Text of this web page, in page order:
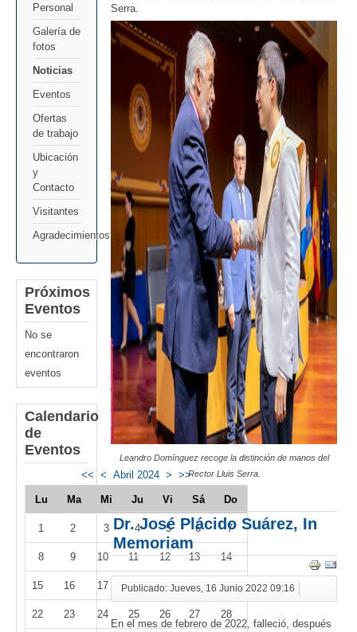
Personal
Galería de
fotos
Noticias
Eventos
Ofertas
de trabajo
Ubicación
y
Contacto
Visitantes
Agradecimientos
Próximos
Eventos
No se
encontraron
eventos
Calendario
de
Eventos
<< < Abril 2024 > >>
Lu Ma Mi Ju Vi Sá Do
1 2 3 4 5 6 7
8 9 10 11 12 13 14
15 16 17 18 19 20 21
22 23 24 25 26 27 28
Serra.
Leandro Domínguez recoge la distinción de manos del
Rector Lluis Serra.
Dr. José Plácido Suárez, In
Memoriam
Publicado: Jueves, 16 Junio 2022 09:16
En el mes de febrero de 2022, falleció, después